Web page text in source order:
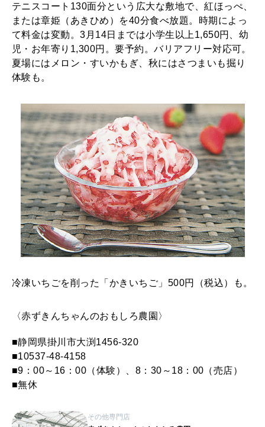
テニスコート130面分という広大な敷地で、紅ほっぺ、
または章姫（あきひめ）を40分食べ放題。時期によっ
て料金は変動。3月14日までは小学生以上1,650円、幼
児・お年寄り1,300円。要予約。バリアフリー対応可。
夏場にはメロン・すいかもぎ、秋にはさつまいも掘り
体験も。
冷凍いちごを削った「かきいちご」500円（税込）も。
〈赤ずきんちゃんのおもしろ農園〉
■静岡県掛川市大渕1456-320
■10537-48-4158
■9：00～16：00（体験）、8：30～18：00（売店）
■無休
その他専門店